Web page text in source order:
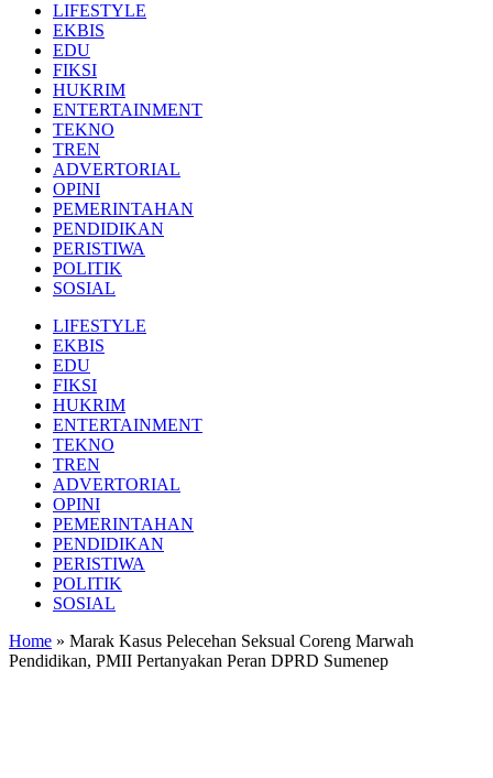
LIFESTYLE
EKBIS
EDU
FIKSI
HUKRIM
ENTERTAINMENT
TEKNO
TREN
ADVERTORIAL
OPINI
PEMERINTAHAN
PENDIDIKAN
PERISTIWA
POLITIK
SOSIAL
LIFESTYLE
EKBIS
EDU
FIKSI
HUKRIM
ENTERTAINMENT
TEKNO
TREN
ADVERTORIAL
OPINI
PEMERINTAHAN
PENDIDIKAN
PERISTIWA
POLITIK
SOSIAL
Home » Marak Kasus Pelecehan Seksual Coreng Marwah
Pendidikan, PMII Pertanyakan Peran DPRD Sumenep